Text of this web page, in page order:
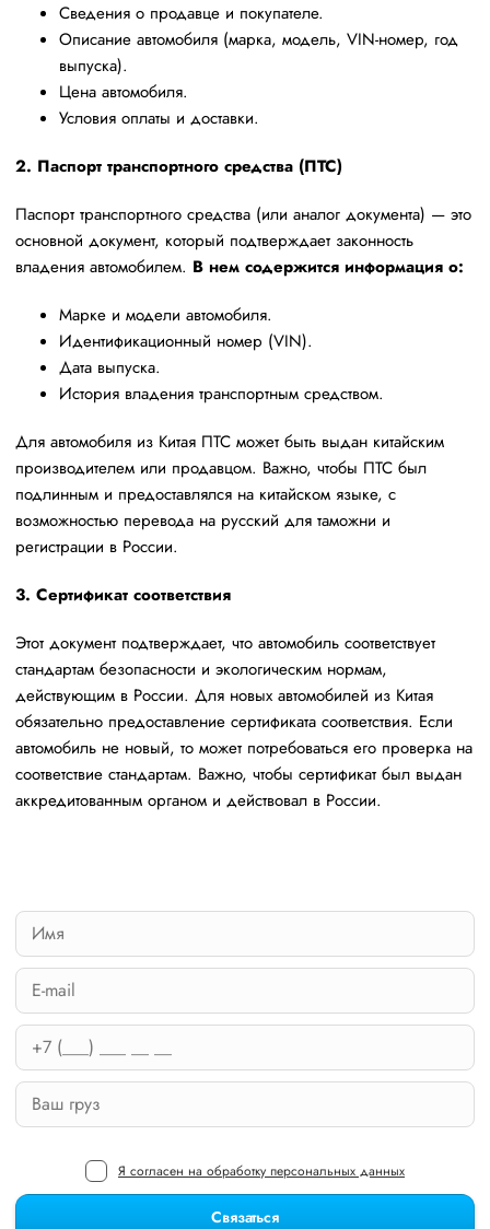
Сведения о продавце и покупателе.
Описание автомобиля (марка, модель, VIN-номер, год
выпуска).
Цена автомобиля.
Условия оплаты и доставки.
2. Паспорт транспортного средства (ПТС)
Паспорт транспортного средства (или аналог документа) — это
основной документ, который подтверждает законность
владения автомобилем. В нем содержится информация о:
Марке и модели автомобиля.
Идентификационный номер (VIN).
Дата выпуска.
История владения транспортным средством.
Для автомобиля из Китая ПТС может быть выдан китайским
производителем или продавцом. Важно, чтобы ПТС был
подлинным и предоставлялся на китайском языке, с
возможностью перевода на русский для таможни и
регистрации в России.
3. Сертификат соответствия
Этот документ подтверждает, что автомобиль соответствует
стандартам безопасности и экологическим нормам,
действующим в России. Для новых автомобилей из Китая
обязательно предоставление сертификата соответствия. Если
автомобиль не новый, то может потребоваться его проверка на
соответствие стандартам. Важно, чтобы сертификат был выдан
аккредитованным органом и действовал в России.
Связаться
Я согласен на обработку персональных данных